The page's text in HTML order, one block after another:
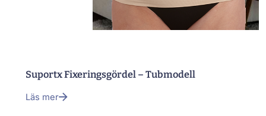
Suportx Fixeringsgördel – Tubmodell
Läs mer